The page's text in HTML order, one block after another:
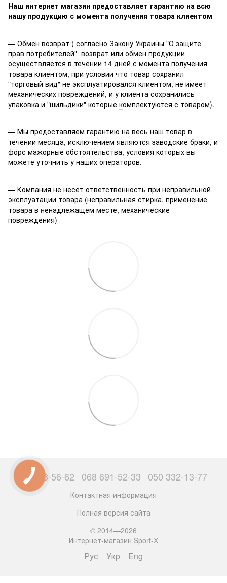
Наш интернет магазин предоставляет гарантию на всю
нашу продукцию с момента получения товара клиентом
— Обмен возврат ( согласно Закону Украины "О защите
прав потребителей" возврат или обмен продукции
осуществляется в течении 14 дней с момента получения
товара клиентом, при условии что товар сохранил
"торговый вид" не эксплуатировался клиентом, не имеет
механических повреждений, и у клиента сохранились
упаковка и "шильдики" которые комплектуются с товаром).
— Мы предоставляем гарантию на весь наш товар в
течении месяца, исключением являются заводские браки, и
форс мажорные обстоятельства, условия которых вы
можете уточнить у наших операторов.
— Компания не несет ответственность при неправильной
эксплуатации товара (неправильная стирка, применение
товара в ненадлежащем месте, механические
повреждения)
063 503-56-62 068 691-52-33 050 332-13-77
Контактная информация
Полная версия сайта
© 2014—2026
Интернет-магазин Sport-X
Рус Укр Eng